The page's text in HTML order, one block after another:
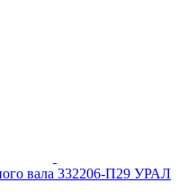
вала 332206-П29 УРАЛ